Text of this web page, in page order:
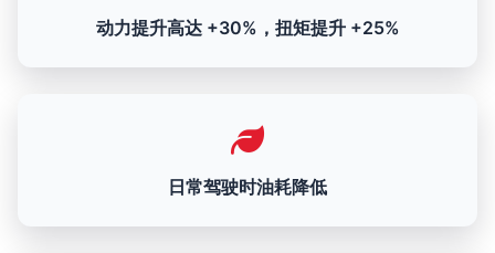
动力提升高达 +30%，扭矩提升 +25%
日常驾驶时油耗降低